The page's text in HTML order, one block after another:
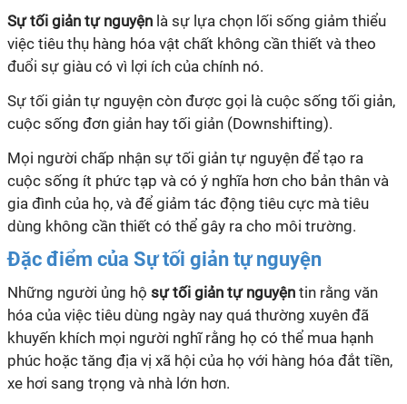
Sự tối giản tự nguyện là sự lựa chọn lối sống giảm thiểu
việc tiêu thụ hàng hóa vật chất không cần thiết và theo
đuổi sự giàu có vì lợi ích của chính nó.
Sự tối giản tự nguyện còn được gọi là cuộc sống tối giản,
cuộc sống đơn giản hay tối giản (Downshifting).
Mọi người chấp nhận sự tối giản tự nguyện để tạo ra
cuộc sống ít phức tạp và có ý nghĩa hơn cho bản thân và
gia đình của họ, và để giảm tác động tiêu cực mà tiêu
dùng không cần thiết có thể gây ra cho môi trường.
Đặc điểm của Sự tối giản tự nguyện
Những người ủng hộ sự tối giản tự nguyện tin rằng văn
hóa của việc tiêu dùng ngày nay quá thường xuyên đã
khuyến khích mọi người nghĩ rằng họ có thể mua hạnh
phúc hoặc tăng địa vị xã hội của họ với hàng hóa đắt tiền,
xe hơi sang trọng và nhà lớn hơn.